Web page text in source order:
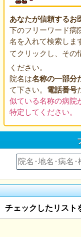
あなたが信頼するお
下のフリーワード病
名を入れて検索しま
てクリックし、その
ください。
院名は名称の一部分
て下さい。 電話番号
似ている名称の病院
特定してください。
チェックしたリスト